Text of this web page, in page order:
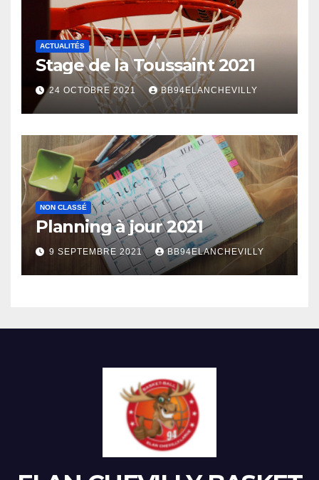
ACTUALITÉS
Stage de la Toussaint 2021
24 OCTOBRE 2021 BB94ELANCHEVILLY
NON CLASSÉ
Planning à jour 2021
9 SEPTEMBRE 2021 BB94ELANCHEVILLY